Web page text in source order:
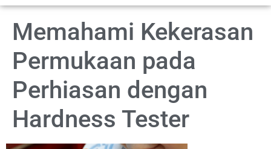
Memahami Kekerasan
Permukaan pada
Perhiasan dengan
Hardness Tester